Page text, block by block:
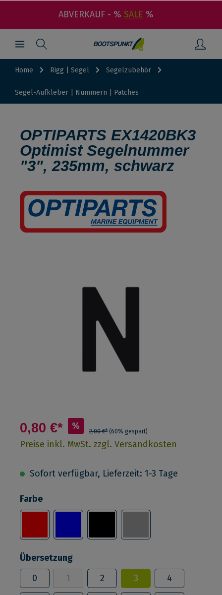
ABVERKAUF - % SALE %
Home Rigg | Segel Segelzubehör
Segel-Aufkleber | Nummern | Patches
OPTIPARTS EX1420BK3
Optimist Segelnummer
"3", 235mm, schwarz
0,80 €* % 2,00 €* (60% gespart)
Preise inkl. MwSt. zzgl. Versandkosten
Sofort verfügbar, Lieferzeit: 1-3 Tage
Farbe
Übersetzung
0
1 2 3 4